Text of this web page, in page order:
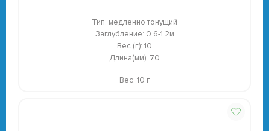
Тип: медленно тонущий
Заглубление: 0.6-1.2м
Вес (г): 10
Длина(мм): 70
Вес: 10 г